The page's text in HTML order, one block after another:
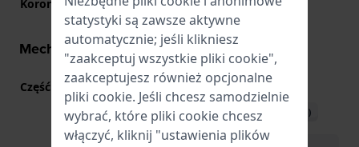
Korona Koronka wyciągana
Mechanizm - informacje
Część mechanizmu nr VJ20 Zobacz specyfikacje
Pobierz instrukcję (English)
Pobierz instrukcję
statystyki są zawsze aktywne
automatycznie; jeśli klikniesz
"zaakceptuj wszystkie pliki cookie",
zaakceptujesz również opcjonalne
pliki cookie. Jeśli chcesz samodzielnie
wybrać, które pliki cookie chcesz
włączyć, kliknij "ustawienia plików